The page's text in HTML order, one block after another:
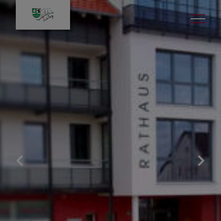
Leben in Icking
Veranstaltungen
Kinder & Jugend
Bildung & Kultur